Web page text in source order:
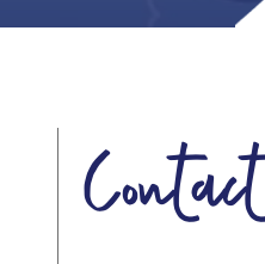
Contact